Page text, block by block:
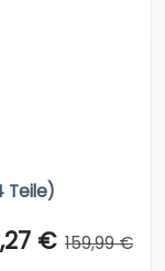
Teile)
€ 159,99 €